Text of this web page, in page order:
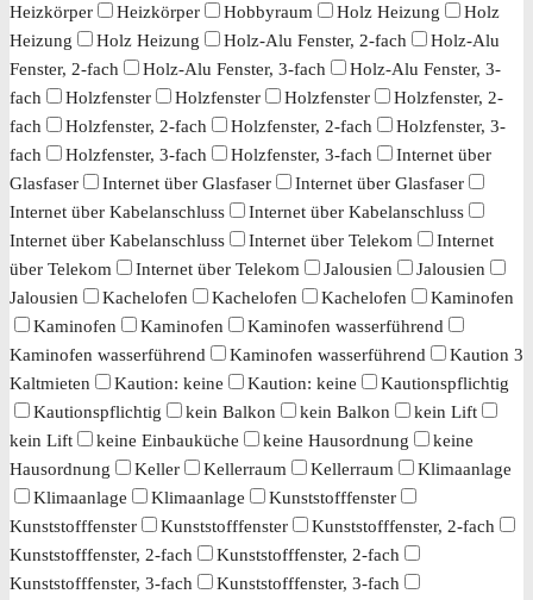
Heizkörper
Heizkörper Hobbyraum Holz Heizung
Holz
Heizung
Holz Heizung Holz-Alu Fenster, 2-fach
Holz-Alu
Fenster, 2-fach
Holz-Alu Fenster, 3-fach
Holz-Alu Fenster, 3-
fach
Holzfenster Holzfenster Holzfenster
Holzfenster, 2-
fach
Holzfenster, 2-fach Holzfenster, 2-fach
Holzfenster, 3-
fach
Holzfenster, 3-fach Holzfenster, 3-fach
Internet über
Glasfaser
Internet über Glasfaser
Internet über Glasfaser
Internet über Kabelanschluss
Internet über Kabelanschluss
Internet über Kabelanschluss
Internet über Telekom
Internet
über Telekom
Internet über Telekom Jalousien
Jalousien
Jalousien
Kachelofen Kachelofen Kachelofen
Kaminofen
Kaminofen
Kaminofen
Kaminofen wasserführend
Kaminofen wasserführend
Kaminofen wasserführend
Kaution 3
Kaltmieten
Kaution: keine Kaution: keine
Kautionspflichtig
Kautionspflichtig
kein Balkon kein Balkon
kein Lift
kein Lift
keine Einbauküche keine Hausordnung
keine
Hausordnung
Keller Kellerraum Kellerraum
Klimaanlage
Klimaanlage
Klimaanlage
Kunststofffenster
Kunststofffenster
Kunststofffenster
Kunststofffenster, 2-fach
Kunststofffenster, 2-fach
Kunststofffenster, 2-fach
Kunststofffenster, 3-fach
Kunststofffenster, 3-fach